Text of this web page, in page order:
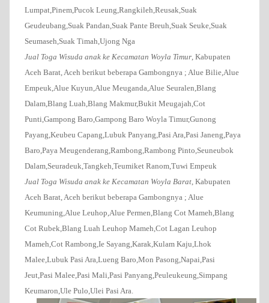
Lumpat,Pinem,Pucok Leung,Rangkileh,Reusak,Suak
Geudeubang,Suak Pandan,Suak Pante Breuh,Suak Seuke,Suak
Seumaseh,Suak Timah,Ujong Nga
Jual Toga Wisuda anak ke Kecamatan Woyla Timur, Kabupaten
Aceh Barat, Aceh berikut beberapa Gambongnya ; Alue Bilie,Alue
Empeuk,Alue Kuyun,Alue Meuganda,Alue Seuralen,Blang
Dalam,Blang Luah,Blang Makmur,Bukit Meugajah,Cot
Punti,Gampong Baro,Gampong Baro Woyla Timur,Gunong
Payang,Keubeu Capang,Lubuk Panyang,Pasi Ara,Pasi Janeng,Paya
Baro,Paya Meugenderang,Rambong,Rambong Pinto,Seuneubok
Dalam,Seuradeuk,Tangkeh,Teumiket Ranom,Tuwi Empeuk
Jual Toga Wisuda anak ke Kecamatan Woyla Barat, Kabupaten
Aceh Barat, Aceh berikut beberapa Gambongnya ; Alue
Keumuning,Alue Leuhop,Alue Permen,Blang Cot Mameh,Blang
Cot Rubek,Blang Luah Leuhop Mameh,Cot Lagan Leuhop
Mameh,Cot Rambong,Ie Sayang,Karak,Kulam Kaju,Lhok
Malee,Lubuk Pasi Ara,Lueng Baro,Mon Pasong,Napai,Pasi
Jeut,Pasi Malee,Pasi Mali,Pasi Panyang,Peuleukeung,Simpang
Keumaron,Ule Pulo,Ulei Pasi Ara.